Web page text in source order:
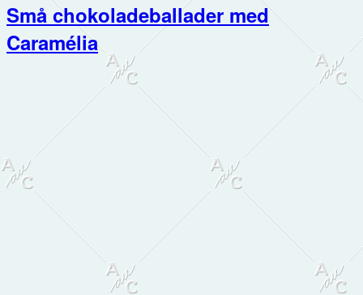
Små chokoladeballader med
Caramélia